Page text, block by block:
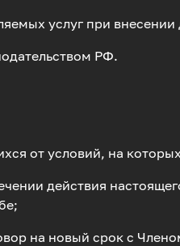
услуг при
РФ.
от условий, на
действия
на новый срок с